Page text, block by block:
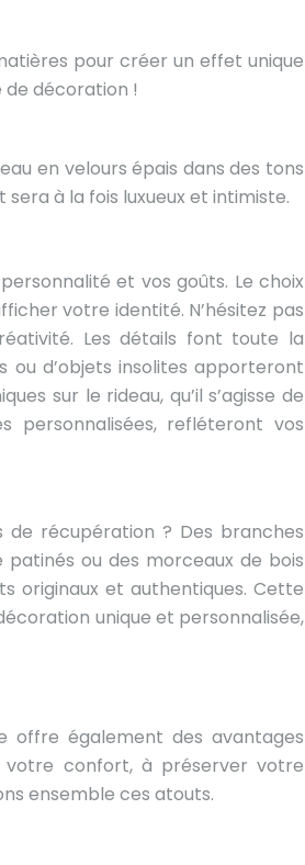
pour créer un effet unique
de décoration !
en velours épais dans des tons
à la fois luxueux et intimiste.
et vos goûts. Le choix
votre identité. N’hésitez pas
Les détails font toute la
ou d’objets insolites apporteront
sur le rideau, qu’il s’agisse de
personnalisées, refléteront vos
récupération ? Des branches
patinés ou des morceaux de bois
originaux et authentiques. Cette
unique et personnalisée,
offre également des avantages
votre confort, à préserver votre
ensemble ces atouts.